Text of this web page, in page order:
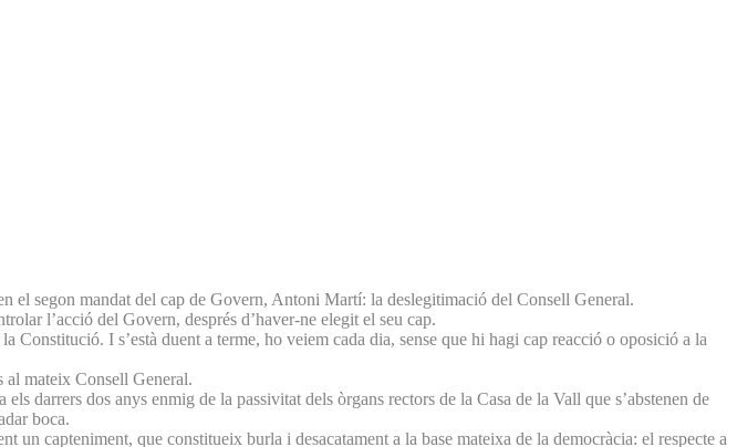
el segon mandat del cap de Govern, Antoni Martí: la deslegitimació del Consell General.
l’acció del Govern, després d’haver-ne elegit el seu cap.
I s’està duent a terme, ho veiem cada dia, sense que hi hagi cap reacció o oposició a la
al mateix Consell General.
darrers dos anys enmig de la passivitat dels òrgans rectors de la Casa de la Vall que s’abstenen de
boca.
capteniment, que constitueix burla i desacatament a la base mateixa de la democràcia: el respecte a